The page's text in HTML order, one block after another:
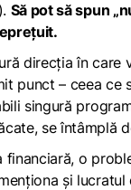
Să pot să spun
direcția în care
punct – ceea ce
singură
se întâmplă
o
și lucratul